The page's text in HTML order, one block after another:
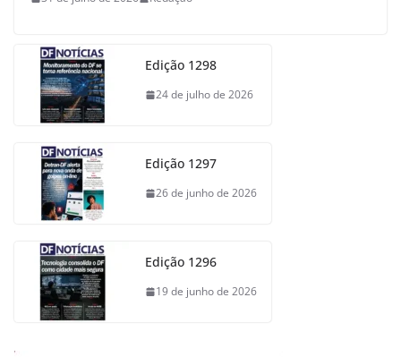
Edição 1298
24 de julho de 2026
Edição 1297
26 de junho de 2026
Edição 1296
19 de junho de 2026